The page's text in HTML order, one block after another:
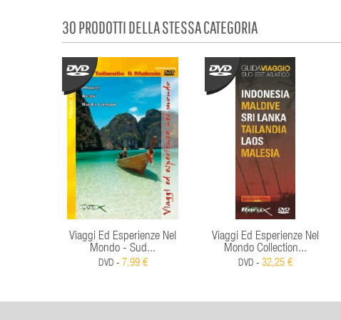
30 PRODOTTI DELLA STESSA CATEGORIA
Viaggi Ed Esperienze Nel
Mondo - Sud...
DVD - 7,99 €
Viaggi Ed Esperienze Nel
Mondo Collection...
DVD - 32,25 €